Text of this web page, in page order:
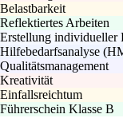
Belastbarkeit
Reflektiertes Arbeiten
Erstellung individueller
Hilfebedarfsanalyse
Qualitätsmanagement
Kreativität
Einfallsreichtum
Führerschein Klasse B